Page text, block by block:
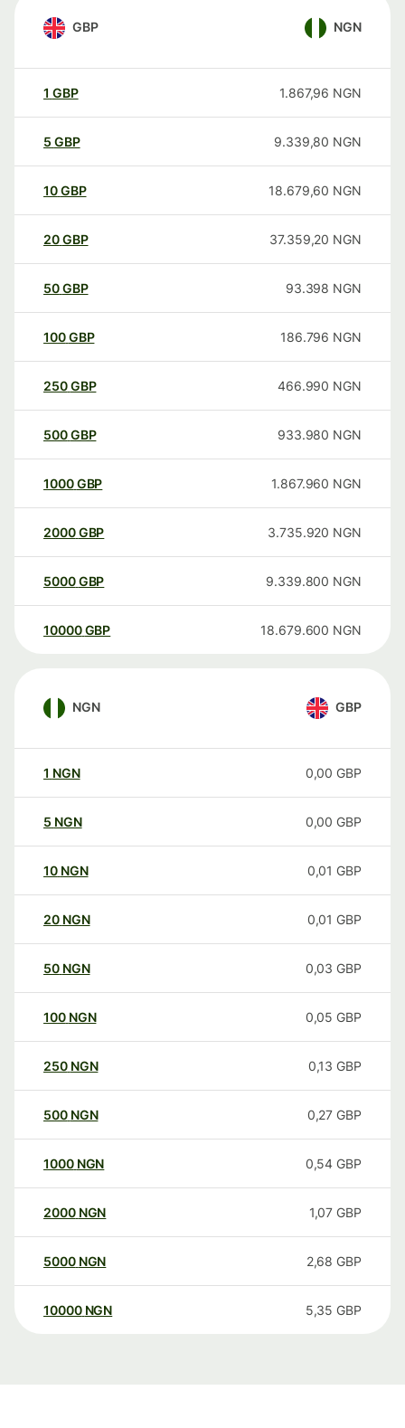
GBP NGN
1 GBP 1.867,96 NGN
5 GBP 9.339,80 NGN
10GBP 18.679,60 NGN
20GBP 37.359,20 NGN
50GBP 93.398 NGN
100GBP 186.796 NGN
250GBP 466.990 NGN
500GBP 933.980 NGN
1000GBP 1.867.960 NGN
2000GBP 3.735.920 NGN
5000GBP 9.339.800 NGN
10000 GBP 18.679.600 NGN
NGN GBP
1 NGN 0,00 GBP
5 NGN 0,00 GBP
10 NGN 0,01 GBP
20 NGN 0,01 GBP
50 NGN 0,03 GBP
100 NGN 0,05 GBP
250 NGN 0,13 GBP
500 NGN 0,27 GBP
1000 NGN 0,54 GBP
2000 NGN 1,07 GBP
5000 NGN 2,68 GBP
10000 NGN 5,35 GBP